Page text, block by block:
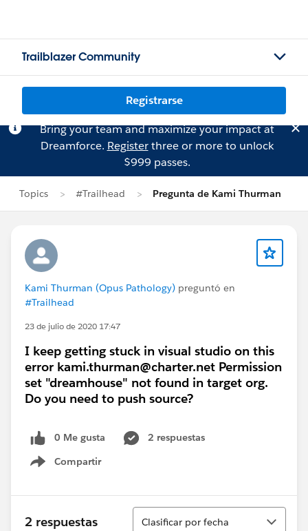
Trailblazer Community
Registrarse
Bring your team and maximize your impact at
Dreamforce. Registerthree or more to unlock
$999 passes.
Topics #Trailhead Pregunta de Kami Thurman
Kami Thurman (Opus Pathology) preguntó en
#Trailhead
23 de julio de 2020 17:47
I keep getting stuck in visual studio on this
error kami.thurman@charter.net Permission
set "dreamhouse" not found in target org.
Do you need to push source?
0 Me gusta
2 respuestas
Compartir
Show menu
2 respuestas
Ordenar
Clasificar por fecha